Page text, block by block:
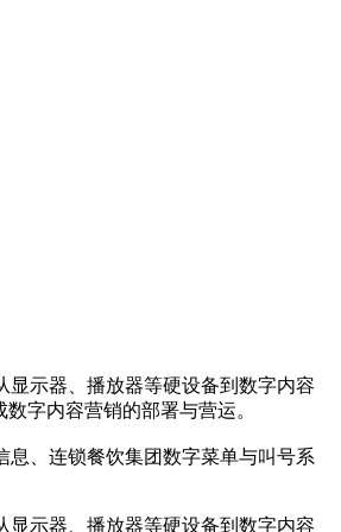
显示器、播放器等硬设备到数字内容
数字内容营销的部署与营运。
、连锁餐饮集团数字菜单与叫号系
显示器、播放器等硬设备到数字内容